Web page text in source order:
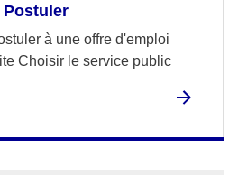
Postuler
à une offre d'emploi
Choisir le service public